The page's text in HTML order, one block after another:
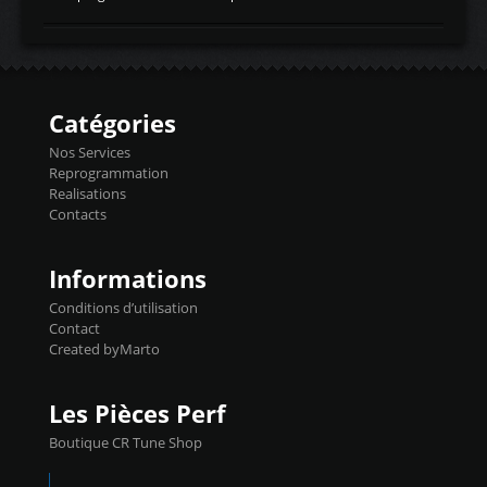
d'admissiontemp ex. pour atmo -30- 80°C
temperaturetemperature ldr moteurtemp
Injecteurs + Flashpro 1370€ TTC Le
précise et performante. Vous pourrez
basculer de la carto sans plomb à Ethanol à
l'aide du flashpro OPTION ECONOMIQUES
Reprog SP 98 sur le calculateur d'origine
450€ TTC Un gain d'environ 10cv et 15nm
Catégories
Nos Services
Reprogrammation
Realisations
Contacts
Informations
Conditions d’utilisation
Contact
Created byMarto
Les Pièces Perf
Boutique CR Tune Shop